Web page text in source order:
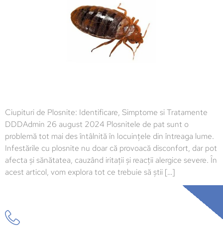
Ciupituri de Plosnite: Identificare, Simptome si Tratamente
DDDAdmin 26 august 2024 Plosnitele de pat sunt o
problemă tot mai des întâlnită în locuințele din întreaga lume.
Infestările cu plosnite nu doar că provoacă disconfort, dar pot
afecta și sănătatea, cauzând iritații și reacții alergice severe. În
acest articol, vom explora tot ce trebuie să știi […]